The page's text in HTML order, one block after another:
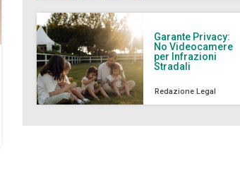
Garante Privacy:
No Videocamere
per Infrazioni
Stradali
Redazione Legal